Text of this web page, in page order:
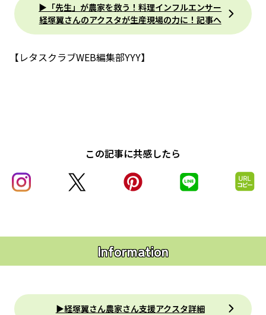
▶「先生」が農家を救う！料理インフルエンサー
経塚翼さんのアクスタが生産現場の力に！記事へ
【レタスクラブWEB編集部YYY】
この記事に共感したら
Information
▶経塚翼さん農家さん支援アクスタ詳細